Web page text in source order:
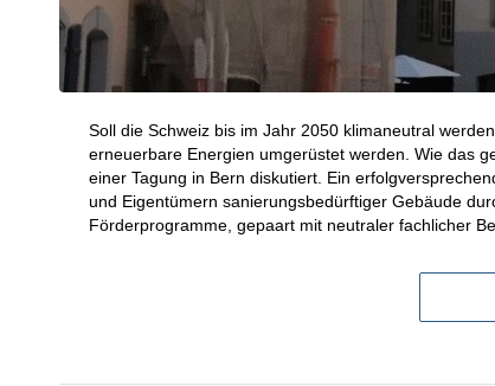
Soll die Schweiz bis im Jahr 2050 klimaneutral
erneuerbare Energien umgerüstet werden. Wie das
einer Tagung in Bern diskutiert. Ein
und Eigentümern sanierungsbedürftiger Gebäude
Förderprogramme, gepaart mit neutraler fachlicher